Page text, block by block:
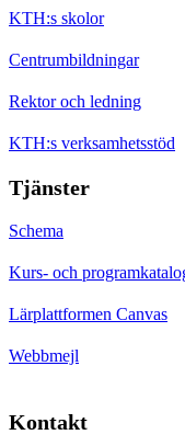
KTH:s skolor
Centrumbildningar
Rektor och ledning
KTH:s verksamhetsstöd
Tjänster
Schema
Kurs- och
Lärplattformen Canvas
Webbmejl
Kontakt